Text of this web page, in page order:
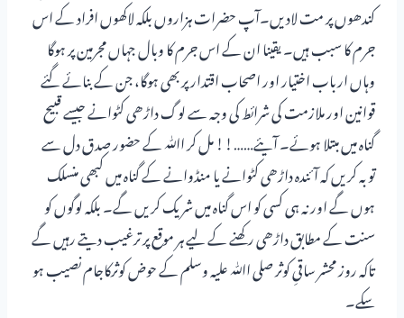
کندھوں پر مت لادیں۔آپ حضرات ہزاروں بلکہ لاکھوں افراد کے اس
جرم کا سبب ہیں۔ یقینا ان کے اس جرم کا وبال جہاں مجرمین پر ہوگا
وہاں ارباب اختیار اور اصحاب اقتدار پر بھی ہوگا، جن کے بنائے گئے
قوانین اور ملازمت کی شرائط کی وجہ سے لوگ داڑھی کٹوانے جیسے قبیح
گناہ میں مبتلا ہوئے۔ آیئے……!! مل کر اﷲ کے حضور صدق دل سے
توبہ کریں کہ آئندہ داڑھی کٹوانے یا منڈوانے کے گناہ میں کبھی منسلک
ہوں گے اور نہ ہی کسی کو اس گناہ میں شریک کریں گے۔ بلکہ لوگوں کو
سنت کے مطابق داڑھی رکھنے کے لیے ہر موقع پر ترغیب دیتے رہیں گے
تاکہ روز محشر ساقیِ کوثر صلی اﷲ علیہ وسلم کے حوض کوثرکاجام نصیب ہو
سکے۔